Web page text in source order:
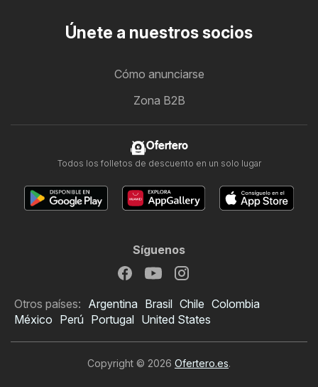
Únete a nuestros socios
Cómo anunciarse
Zona B2B
Ofertero
Todos los folletos de descuento en un solo lugar
Síguenos
Otros países: Argentina Brasil Chile Colombia
México Perú Portugal United States
Copyright © 2026 Ofertero.es.